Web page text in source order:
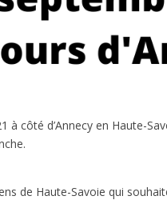
côté d’Annecy en Haute-
de Haute-Savoie qui